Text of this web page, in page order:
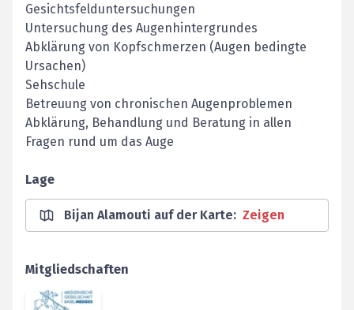
Gesichtsfelduntersuchungen
Untersuchung des Augenhintergrundes
Abklärung von Kopfschmerzen (Augen bedingte
Ursachen)
Sehschule
Betreuung von chronischen Augenproblemen
Abklärung, Behandlung und Beratung in allen
Fragen rund um das Auge
Lage
Bijan Alamouti auf der Karte: Zeigen
Mitgliedschaften